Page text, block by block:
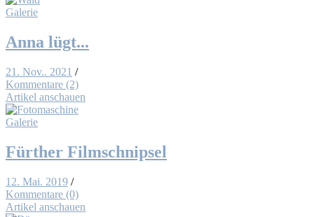
Galerie
An­na lügt...
21. Nov.. 2021 /
Kommentare (2)
Artikel anschauen
Galerie
Für­ther Film­schnip­sel
12. Mai. 2019 /
Kommentare (0)
Artikel anschauen